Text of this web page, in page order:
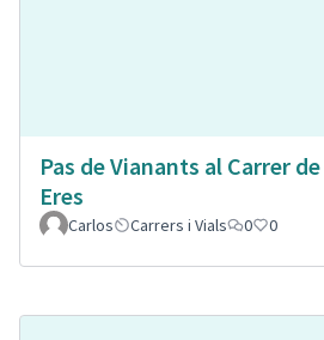
Pas de Vianants al Carrer
Eres
Carlos Carrers i Vials 0 0